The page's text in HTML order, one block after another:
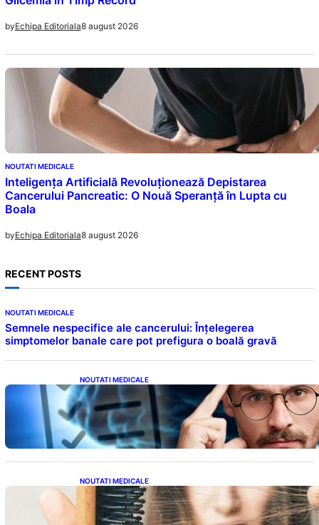
byEchipa Editoriala8 august 2026
NOUTATI MEDICALE
Inteligența Artificială Revoluționează Depistarea
Cancerului Pancreatic: O Nouă Speranță în Lupta cu
Boala
byEchipa Editoriala8 august 2026
RECENT POSTS
NOUTATI MEDICALE
Semnele nespecifice ale cancerului: Înțelegerea
simptomelor banale care pot prefigura o boală gravă
NOUTATI MEDICALE
Inteligența dincolo de note: Semnele unui IQ
ridicat care nu țin de școală
NOUTATI MEDICALE
Semnele unei deficiențe de proteine:
Impactul asupra sănătății tale